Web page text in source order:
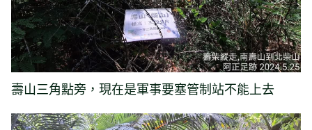
壽山三角點旁，現在是軍事要塞管制站不能上去